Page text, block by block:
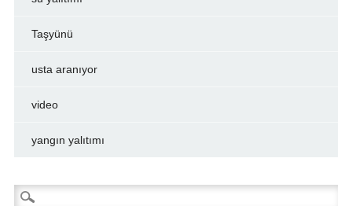
Taşyünü
usta aranıyor
video
yangın yalıtımı
Arama: